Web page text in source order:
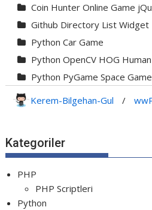
Coin Hunter Online Game
Github Directory List Widget
Python Car Game
Python OpenCV HOG
Python PyGame Space Game
Python PyGame Yılan Oyunu -
Python Transparent Proxy
Kerem-Bilgehan-Gul /
Kategoriler
PHP
PHP Scriptleri
Python